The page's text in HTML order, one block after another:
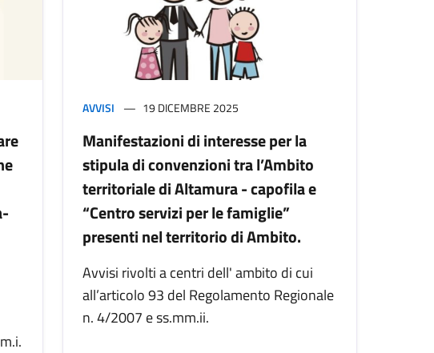
AVVISI 19 DICEMBRE 2025
Manifestazioni di interesse per la
stipula di convenzioni tra l’Ambito
territoriale di Altamura - capofila e
“Centro servizi per le famiglie”
presenti nel territorio di Ambito.
Avvisi rivolti a centri dell' ambito di cui
all’articolo 93 del Regolamento Regionale
n. 4/2007 e ss.mm.ii.